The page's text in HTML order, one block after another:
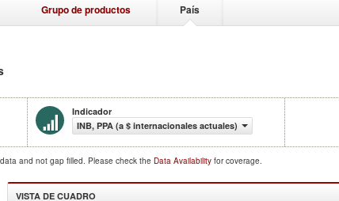
Grupo de productos País
Indicador
INB, PPA (a $ internacionales actuales)
and not gap filled. Please check the Data Availability for coverage.
VISTA DE CUADRO